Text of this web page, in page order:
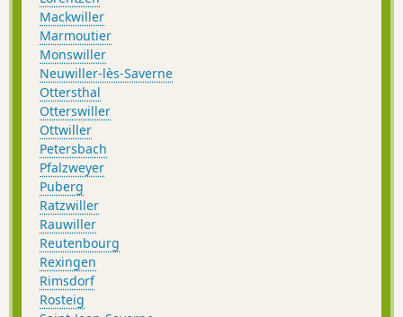
Mackwiller
Marmoutier
Monswiller
Neuwiller-lès-Saverne
Ottersthal
Otterswiller
Ottwiller
Petersbach
Pfalzweyer
Puberg
Ratzwiller
Rauwiller
Reutenbourg
Rexingen
Rimsdorf
Rosteig